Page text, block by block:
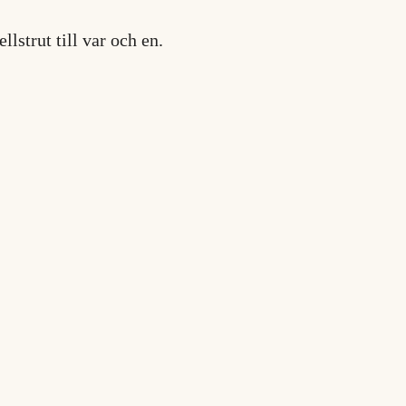
till var och en.